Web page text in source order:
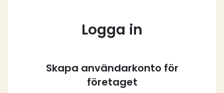
Logga in
Skapa användarkonto för
företaget